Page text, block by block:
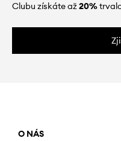
Clubu získáte až20%
O NÁS